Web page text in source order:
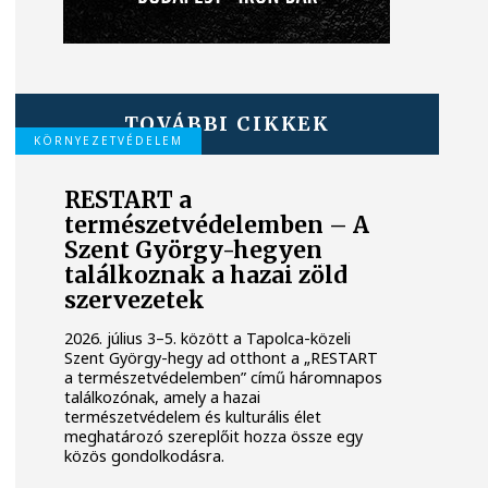
TOVÁBBI CIKKEK
KÖRNYEZETVÉDELEM
RESTART a
természetvédelemben – A
Szent György-hegyen
találkoznak a hazai zöld
szervezetek
2026. július 3–5. között a Tapolca-közeli
Szent György-hegy ad otthont a „RESTART
a természetvédelemben” című háromnapos
találkozónak, amely a hazai
természetvédelem és kulturális élet
meghatározó szereplőit hozza össze egy
közös gondolkodásra.